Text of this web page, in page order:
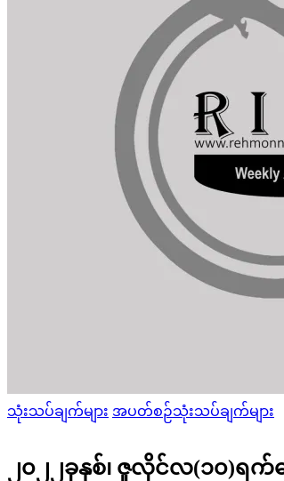
Posted
in
သုံးသပ်ချက်များ အပတ်စဉ်သုံးသပ်ချက်များ
၂၀၂၂ခုနှစ်၊ ဇူလိုင်လ(၁၀)ရ